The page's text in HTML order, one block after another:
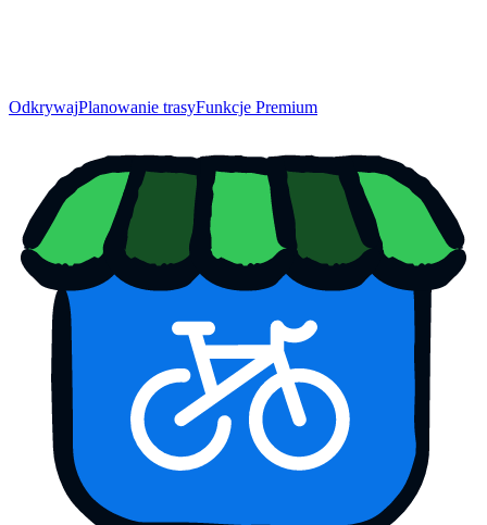
OdkrywajPlanowanie trasyFunkcje Premium